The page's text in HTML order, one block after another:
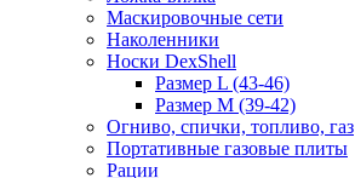
Маскировочные сети
Наколенники
Носки DexShell
Размер L (43-46)
Размер M (39-42)
Огниво, спички, топливо, газ
Портативные газовые плиты
Рации